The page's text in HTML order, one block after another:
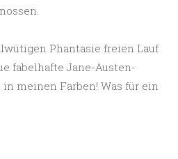
Phantasie freien Lauf
fabelhafte Jane-Austen-
meinen Farben! Was für ein